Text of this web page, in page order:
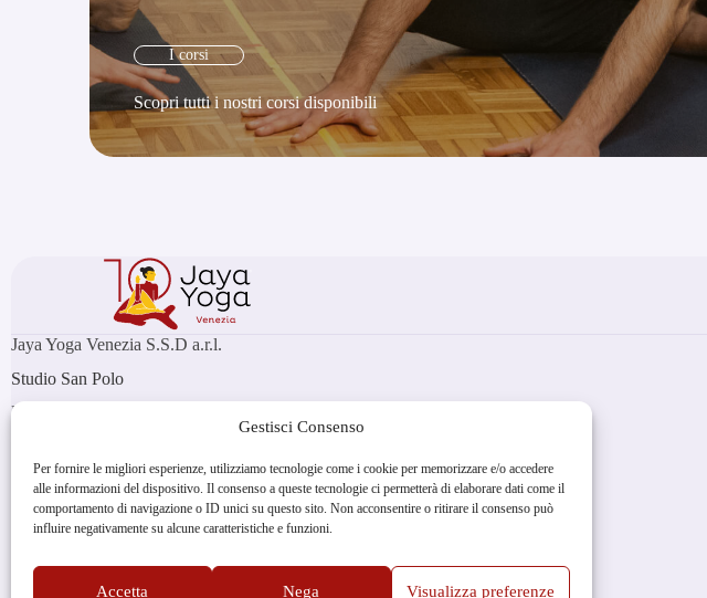
Gestisci Consenso
Per fornire le migliori esperienze, utilizziamo tecnologie come i cookie per memorizzare e/o accedere
alle informazioni del dispositivo. Il consenso a queste tecnologie ci permetterà di elaborare dati come il
comportamento di navigazione o ID unici su questo sito. Non acconsentire o ritirare il consenso può
influire negativamente su alcune caratteristiche e funzioni.
Accetta Nega Visualizza preferenze
I corsi
Scopri tutti i nostri corsi disponibili
Jaya Yoga Venezia S.S.D a.r.l.
Studio San Polo
Palazzo Soranzo
Campo Sant' Angelo
San Marco 3565, Venezia
P.IVA: 04329920278